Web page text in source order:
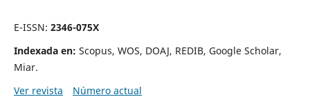
E-ISSN: 2346-075X
Indexada en: Scopus, WOS, DOAJ, REDIB, Google Scholar,
Miar.
Ver revista
Número actual